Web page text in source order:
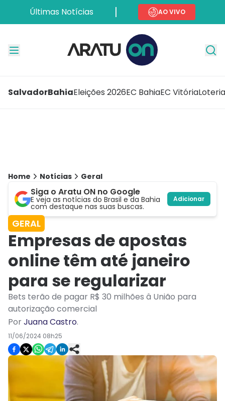
Últimas Notícias AO VIVO
SalvadorBahiaEleições 2026EC BahiaEC Vitória
Home Notícias Geral
Siga o Aratu ON no Google
E veja as notícias do Brasil e da Bahia
com destaque nas suas buscas.
Adicionar
GERAL
Empresas de apostas
online têm até janeiro
para se regularizar
Bets terão de pagar R$ 30 milhões â União para
autorização comercial
PorJuana Castro.
11/06/2024 08h25